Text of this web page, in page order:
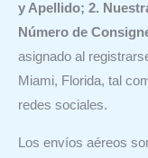
y Apellido; 2.
Número de
asignado al
Miami, Florida, tal
redes sociales.
Los envíos aéreos